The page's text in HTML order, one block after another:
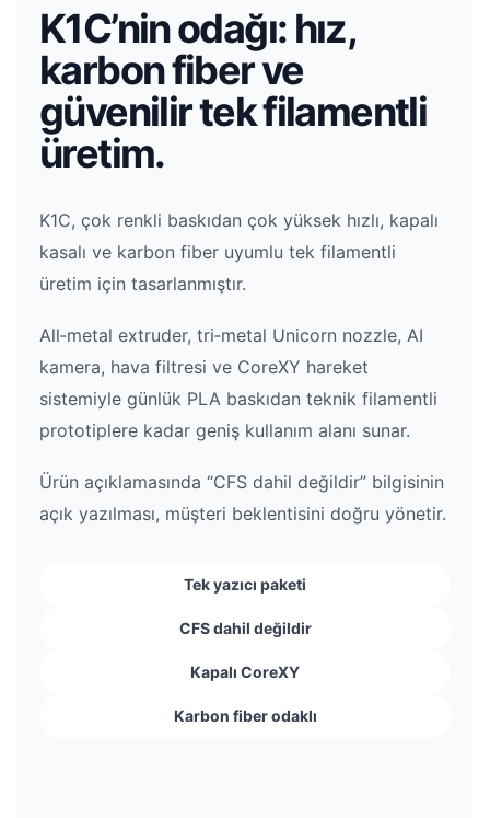
K1C’nin odağı: hız,
karbon fiber ve
güvenilir tek filamentli
üretim.
K1C, çok renkli baskıdan çok yüksek hızlı, kapalı
kasalı ve karbon fiber uyumlu tek filamentli
üretim için tasarlanmıştır.
All‑metal extruder, tri‑metal Unicorn nozzle, AI
kamera, hava filtresi ve CoreXY hareket
sistemiyle günlük PLA baskıdan teknik filamentli
prototiplere kadar geniş kullanım alanı sunar.
Ürün açıklamasında “CFS dahil değildir” bilgisinin
açık yazılması, müşteri beklentisini doğru yönetir.
Tek yazıcı paketi
CFS dahil değildir
Kapalı CoreXY
Karbon fiber odaklı